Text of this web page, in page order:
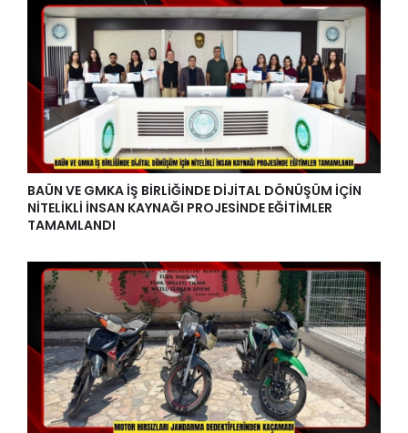
BAÜN VE GMKA İŞ BİRLİĞİNDE DİJİTAL DÖNÜŞÜM İÇİN
NİTELİKLİ İNSAN KAYNAĞI PROJESİNDE EĞİTİMLER
TAMAMLANDI